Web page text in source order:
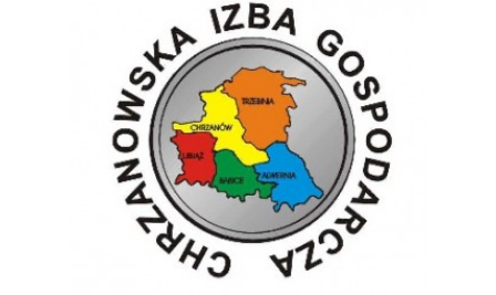
Chrzanowska Izba Gospodarcza